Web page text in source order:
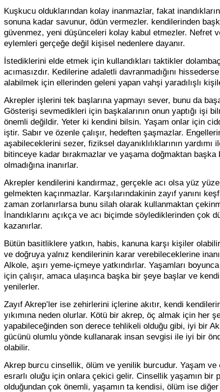
Kuşkucu olduklarından kolay inanmazlar, fakat
sonuna kadar savunur, ödün vermezler. kendilerinden
güvenmez, yeni düşünceleri kolay kabul etmezler. Nefret
eylemleri gerçeğe değil kişisel nedenlere dayanır.
İstediklerini elde etmek için kullandıkları taktikler
acımasızdır. Kedilerine adaletli davranmadığını
alabilmek için ellerinden geleni yapan vahşi yaradılışlı
Akrepler işlerini tek başlarına yapmayı sever, bunu da
Gösterişi sevmedikleri için başkalarının onun yaptığı işi
önemli değildir. Yeter ki kendini bilsin. Yaşam onlar için
iştir. Sabır ve özenle çalışır, hedeften şaşmazlar.
aşabileceklerini sezer, fiziksel dayanıklılıklarının yardımı
bitinceye kadar bırakmazlar ve yaşama doğmaktan başka
olmadığına inanırlar.
Akrepler kendilerini kandırmaz, gerçekle acı olsa yüz yüze
gelmekten kaçınmazlar. Karşılarındakinin zayıf yanını
zaman zorlanırlarsa bunu silah olarak kullanmaktan
İnandıklarını açıkça ve acı biçimde söylediklerinden çok
kazanırlar.
Bütün basitliklere yatkın, habis, kanuna karşı kişiler
ve doğruya yalnız kendilerinin karar verebileceklerine
Alkole, aşırı yeme-içmeye yatkındırlar. Yaşamları
için çalışır, amaca ulaşınca başka bir şeye başlar ve
yenilerler.
Zayıf Akrep’ler ise zehirlerini içlerine akıtır, kendi
yıkımına neden olurlar. Kötü bir akrep, öç almak için her
yapabileceğinden son derece tehlikeli olduğu gibi, iyi bir
gücünü olumlu yönde kullanarak insan sevgisi ile iyi bir
olabilir.
Akrep burcu cinsellik, ölüm ve yenilik burcudur. Yaşam ve
esrarlı oluğu için onlara çekici gelir. Cinsellik yaşamın bir
olduğundan çok önemli, yaşamın ta kendisi, ölüm ise